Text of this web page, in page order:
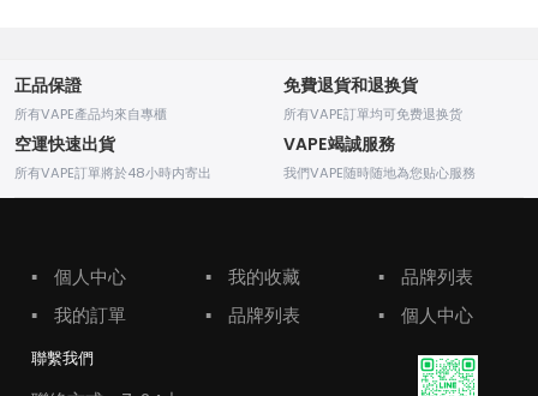
正品保證
所有VAPE產品均來自專櫃
免費退貨和退换貨
所有VAPE訂單均可免费退换货
空運快速出貨
所有VAPE訂單將於48小時内寄出
VAPE竭誠服務
我們VAPE随時随地為您贴心服務
▪
個人中心
▪
我的訂單
▪
我的收藏
▪
品牌列表
▪
品牌列表
▪
個人中心
聯繫我們